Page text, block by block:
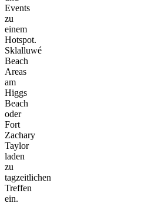
Events
zu
einem
Hotspot.
Sklalluwé
Beach
Areas
am
Higgs
Beach
oder
Fort
Zachary
Taylor
laden
zu
tagzeitlichen
Treffen
ein.